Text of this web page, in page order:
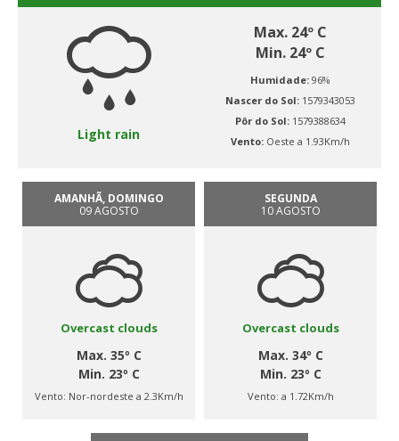
Light rain
Max. 24º C
Min. 24º C
Humidade: 96%
Nascer do Sol: 1579343053
Pôr do Sol: 1579388634
Vento: Oeste a 1.93Km/h
AMANHÃ, DOMINGO
09 AGOSTO
Overcast clouds
Max. 35º C
Min. 23º C
Vento: Nor-nordeste a 2.3Km/h
SEGUNDA
10 AGOSTO
Overcast clouds
Max. 34º C
Min. 23º C
Vento: a 1.72Km/h